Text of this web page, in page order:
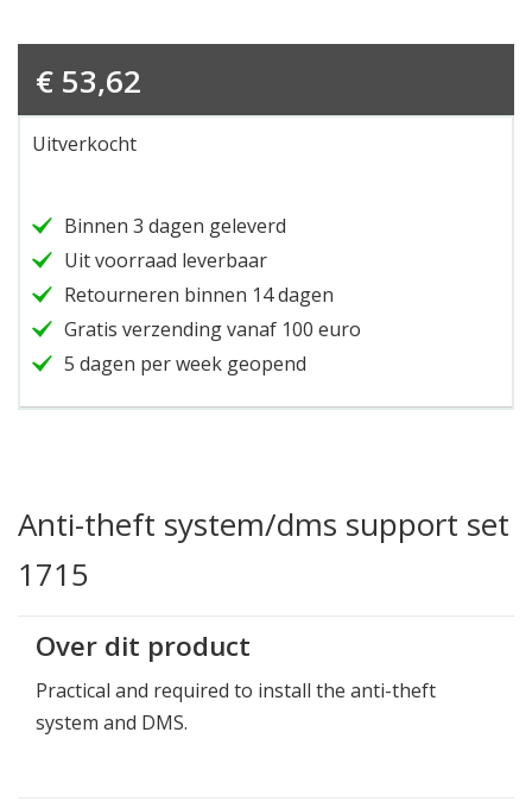
Anti-theft system/dms support set
1715
Over dit product
Practical and required to install the anti-theft
system and DMS.
€ 53,62
Uitverkocht
Binnen 3 dagen geleverd
Uit voorraad leverbaar
Retourneren binnen 14 dagen
Gratis verzending vanaf 100 euro
5 dagen per week geopend